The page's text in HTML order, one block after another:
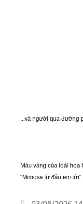
...và người qua đường
Màu vàng của loài
"Mimosa từ đâu em tới".